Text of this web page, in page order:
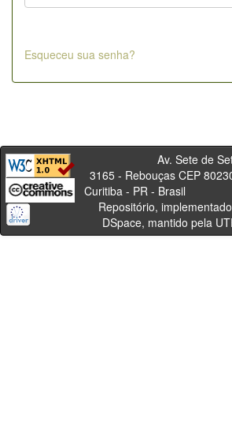
Esqueceu sua senha?
Av. Sete de
3165 - Rebouças CEP
Curitiba - PR -
Repositório,
DSpace, mantido pela